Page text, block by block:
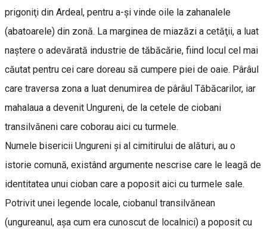
prigoniţi din Ardeal, pentru a-şi vinde oile la zahanalele
(abatoarele) din zonă. La marginea de miazăzi a cetăţii, a luat
naştere o adevărată industrie de tăbăcărie, fiind locul cel mai
căutat pentru cei care doreau să cumpere piei de oaie. Pârâul
care traversa zona a luat denumirea de pârâul Tăbăcarilor, iar
mahalaua a devenit Ungureni, de la cetele de ciobani
transilvăneni care coborau aici cu turmele.
Numele bisericii Ungureni şi al cimitirului de alături, au o
istorie comună, existând argumente nescrise care le leagă de
identitatea unui cioban care a poposit aici cu turmele sale.
Potrivit unei legende locale, ciobanul transilvănean
(ungureanul, aşa cum era cunoscut de localnici) a poposit cu